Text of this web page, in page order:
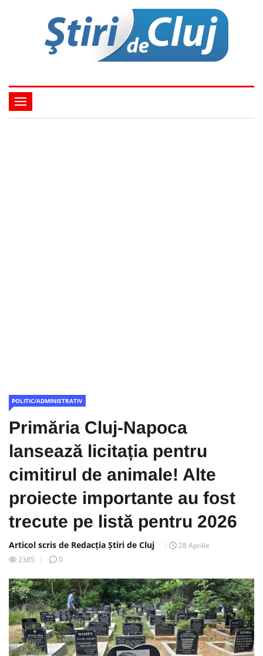
POLITIC/ADMINISTRATIV
Primăria Cluj-Napoca
lansează licitația pentru
cimitirul de animale! Alte
proiecte importante au fost
trecute pe listă pentru 2026
Articol scris de Redacția Știri de Cluj
28 Aprilie
2385
0